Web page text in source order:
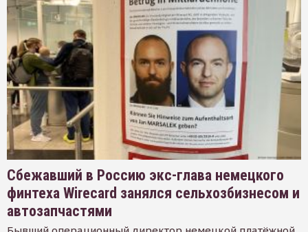
Сбежавший в Россию экс-глава немецкого
финтеха Wirecard занялся сельхозбизнесом и
автозапчастями